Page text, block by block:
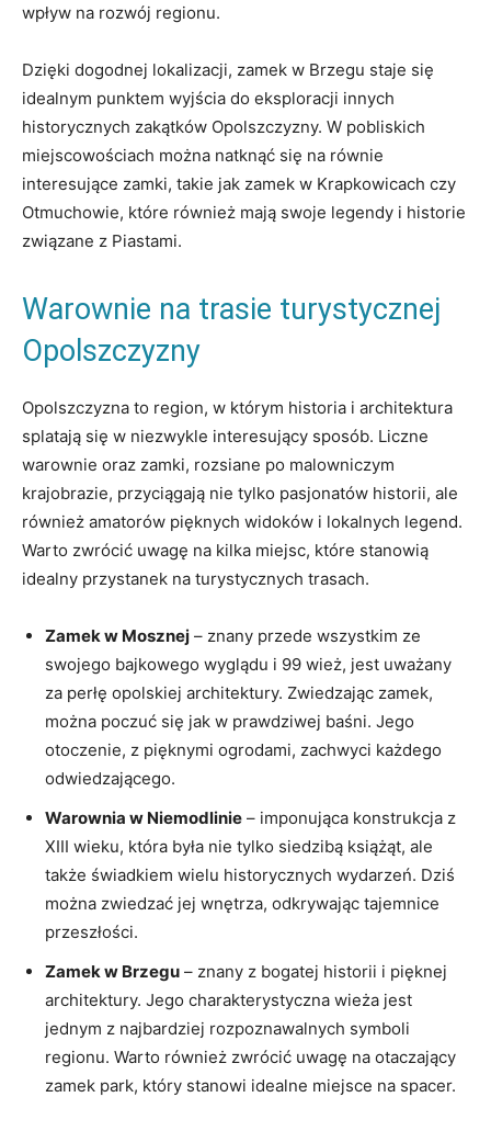
⁤wpływ na rozwój regionu.
Dzięki dogodnej lokalizacji,⁢ zamek⁣ w Brzegu staje ‌się
idealnym punktem ⁤wyjścia‌ do eksploracji innych
historycznych zakątków‌ Opolszczyzny. W pobliskich
miejscowościach można ‌natknąć się na‍ równie
interesujące zamki, takie ⁤jak zamek w Krapkowicach ⁣czy
Otmuchowie, które również ⁢mają swoje legendy i historie
związane z‍ Piastami.
Warownie na trasie turystycznej
Opolszczyzny
Opolszczyzna to ⁢region, w ​którym ​historia i ⁢architektura
⁢splatają się w niezwykle interesujący sposób. Liczne
warownie⁤ oraz zamki, ‍rozsiane ⁢po malowniczym‍
krajobrazie, przyciągają nie ​tylko⁤ pasjonatów historii, ale
również⁢ amatorów pięknych widoków i lokalnych legend.
Warto zwrócić uwagę na kilka miejsc, które ‌stanowią
idealny przystanek ‌na turystycznych trasach.
Zamek ⁢w Mosznej – znany przede⁢ wszystkim ze
swojego bajkowego wyglądu ‍i 99 wież, jest uważany
za perłę opolskiej architektury. Zwiedzając zamek, ​
można poczuć ⁣się jak w prawdziwej baśni. Jego
otoczenie, z pięknymi ogrodami, zachwyci‍ każdego
odwiedzającego.
Warownia w⁤ Niemodlinie – imponująca konstrukcja z
XIII wieku, która była nie tylko siedzibą‌ książąt,⁢ ale
także świadkiem‍ wielu historycznych wydarzeń. Dziś
można zwiedzać ​jej wnętrza, odkrywając tajemnice
⁢przeszłości.
Zamek ​w ‌Brzegu – znany z bogatej historii i pięknej
⁣architektury. Jego charakterystyczna wieża jest
jednym ‍z najbardziej rozpoznawalnych symboli⁢
regionu. Warto⁢ również zwrócić ​uwagę na⁤ otaczający
zamek park,​ który​ stanowi idealne miejsce na ⁢spacer.